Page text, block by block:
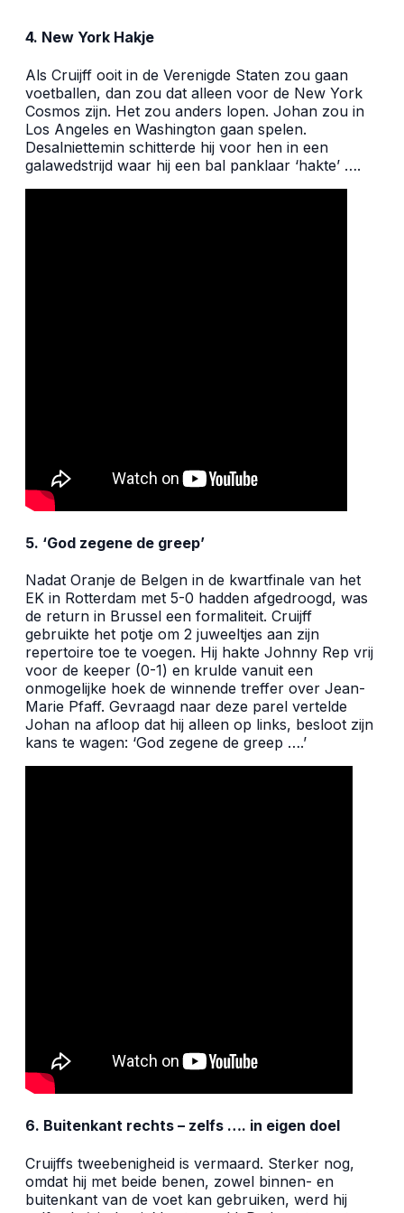
4. New York Hakje
Als Cruijff ooit in de Verenigde Staten zou gaan
voetballen, dan zou dat alleen voor de New York
Cosmos zijn. Het zou anders lopen. Johan zou in
Los Angeles en Washington gaan spelen.
Desalniettemin schitterde hij voor hen in een
galawedstrijd waar hij een bal panklaar ‘hakte’ ….
5. ‘God zegene de greep’
Nadat Oranje de Belgen in de kwartfinale van het
EK in Rotterdam met 5-0 hadden afgedroogd, was
de return in Brussel een formaliteit. Cruijff
gebruikte het potje om 2 juweeltjes aan zijn
repertoire toe te voegen. Hij hakte Johnny Rep vrij
voor de keeper (0-1) en krulde vanuit een
onmogelijke hoek de winnende treffer over Jean-
Marie Pfaff. Gevraagd naar deze parel vertelde
Johan na afloop dat hij alleen op links, besloot zijn
kans te wagen: ‘God zegene de greep ….’
6. Buitenkant rechts – zelfs …. in eigen doel
Cruijffs tweebenigheid is vermaard. Sterker nog,
omdat hij met beide benen, zowel binnen- en
buitenkant van de voet kan gebruiken, werd hij